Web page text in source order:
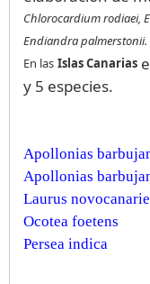
Chlorocardium rodiaei,
Endiandra palmerstonii.
En las Islas Canarias
y 5 especies.
Apollonias
Apollonias
Laurus
Ocotea foetens
Persea indica